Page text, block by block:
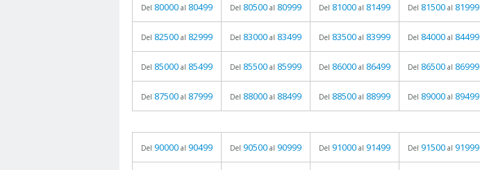
Del 80000 al 80499 Del 80500 al 80999 Del 81000 al 81499 Del 81500 al 81999
Del 82500 al 82999 Del 83000 al 83499 Del 83500 al 83999 Del 84000 al 84499
Del 85000 al 85499 Del 85500 al 85999 Del 86000 al 86499 Del 86500 al 86999
Del 87500 al 87999 Del 88000 al 88499 Del 88500 al 88999 Del 89000 al 89499
Del 90000 al 90499 Del 90500 al 90999 Del 91000 al 91499 Del 91500 al 91999